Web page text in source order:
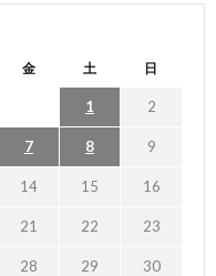
金 土 日
1 2
7 8 9
14 15 16
21 22 23
28 29 30